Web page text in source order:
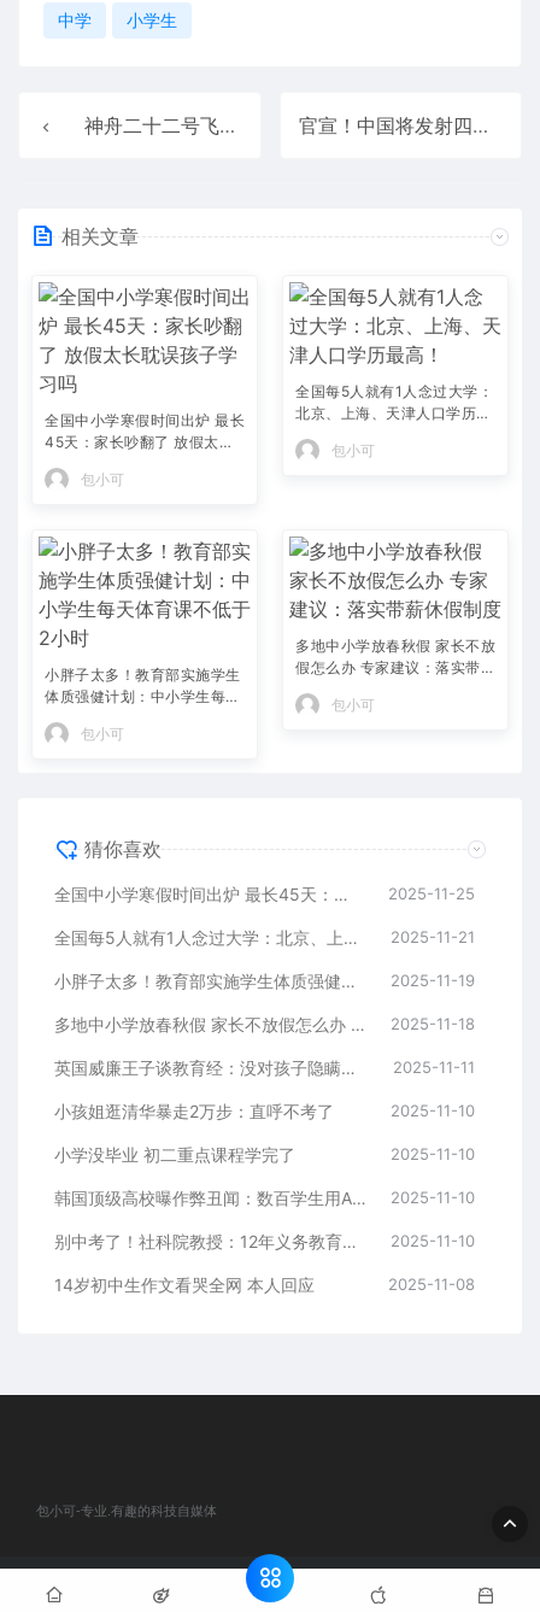
中学 小学生
神舟二十二号飞船计划于11月25日发射：无人乘坐 官宣！中国将发射四颗卫星：其中一颗寻找第二颗地球
相关文章
全国中小学寒假时间出炉 最长
45天：家长吵翻了 放假太长
耽误孩子学习吗
包小可
全国每5人就有1人念过大学：
北京、上海、天津人口学历最
高！
包小可
小胖子太多！教育部实施学生
体质强健计划：中小学生每天
体育课不低于2小时
包小可
多地中小学放春秋假 家长不放
假怎么办 专家建议：落实带薪
休假制度
包小可
猜你喜欢
全国中小学寒假时间出炉 最长45天：家长吵翻了 放假太长耽误孩子学习吗 2025-11-25
全国每5人就有1人念过大学：北京、上海、天津人口学历最高！ 2025-11-21
小胖子太多！教育部实施学生体质强健计划：中小学生每天体育课不低于2小时 2025-11-19
多地中小学放春秋假 家长不放假怎么办 专家建议：落实带薪休假制度 2025-11-18
英国威廉王子谈教育经：没对孩子隐瞒家中困难 我就像个出租车司机 2025-11-11
小孩姐逛清华暴走2万步：直呼不考了 2025-11-10
小学没毕业 初二重点课程学完了 2025-11-10
韩国顶级高校曝作弊丑闻：数百学生用AI参加考试 2025-11-10
别中考了！社科院教授：12年义务教育条件已成熟 有利于培养高素质人才 2025-11-10
14岁初中生作文看哭全网 本人回应 2025-11-08
包小可-专业.有趣的科技自媒体
© 2020 包小可-专业.有趣的科技自媒体. All rights reserved
网站地